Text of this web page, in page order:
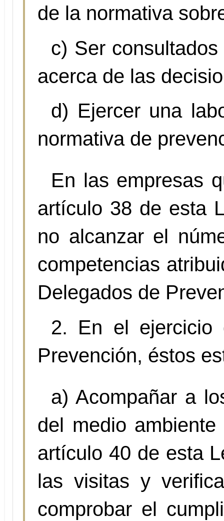
de la normativa
c) Ser
acerca de las
d) Ejercer una
normativa de
En las empresas
artículo 38 de esta
no alcanzar el
competencias
Delegados de
2. En el ejercicio
Prevención, éstos
a) Acompañar a
del medio
artículo 40 de esta
las visitas y
comprobar el